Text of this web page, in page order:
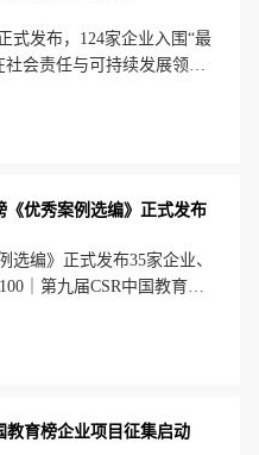
式发布，124家企业入围“最
会责任与可持续发展领域
《优秀案例选编》正式发布
选编》正式发布35家企业、
｜第九届CSR中国教育榜
教育榜企业项目征集启动